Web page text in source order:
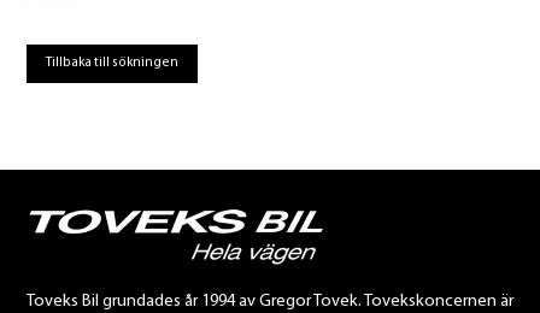
Tillbaka till sökningen
Toveks Bil grundades år 1994 av Gregor Tovek. Tovekskoncernen är